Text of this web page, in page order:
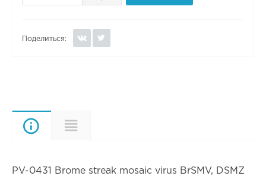
Поделиться:
Описание
PV-0431 Brome streak mosaic virus BrSMV, DSMZ